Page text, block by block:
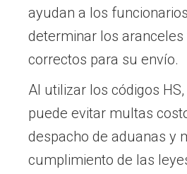
ayudan a los
determinar los
correctos para su envío.
Al utilizar los códigos
puede evitar multas
despacho de aduanas y
cumplimiento de las